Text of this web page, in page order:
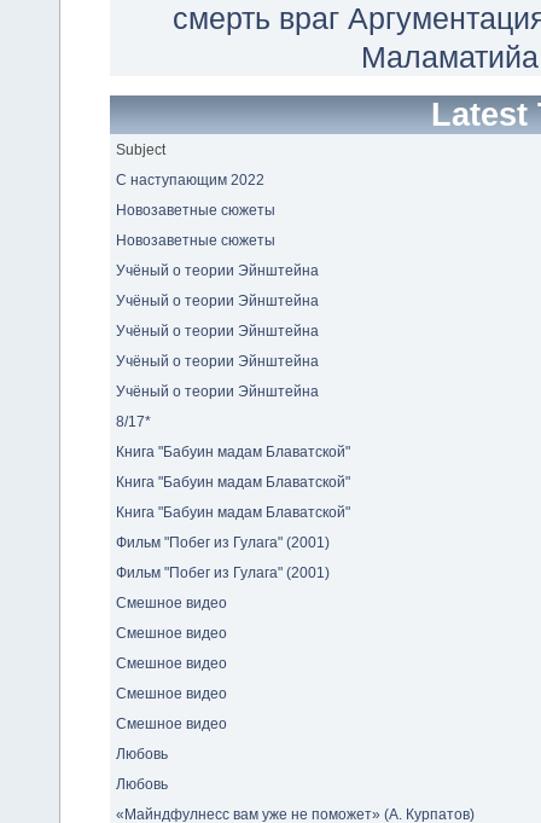
смерть враг
Маламатийа
Latest
Subject
С наступающим 2022
Новозаветные сюжеты
Новозаветные сюжеты
Учёный о теории Эйнштейна
Учёный о теории Эйнштейна
Учёный о теории Эйнштейна
Учёный о теории Эйнштейна
Учёный о теории Эйнштейна
8/17*
Книга "Бабуин мадам Блаватской"
Книга "Бабуин мадам Блаватской"
Книга "Бабуин мадам Блаватской"
Фильм "Побег из Гулага" (2001)
Фильм "Побег из Гулага" (2001)
Смешное видео
Смешное видео
Смешное видео
Смешное видео
Смешное видео
Любовь
Любовь
«Майндфулнесс вам уже не поможет» (А. Курпатов)